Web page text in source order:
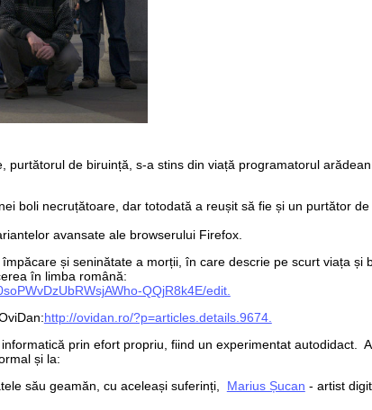
de biruință, s-a stins din viață programatorul
boli necruțătoare, dar totodată a reușit să fie și un purtător de
avansate ale browserului Firefox.
și seninătate a morții, în care descrie pe scurt viața și
în limba română:
QQjR8k4E/edit.
http://ovidan.ro/?p=articles.details.9674.
prin efort propriu, fiind un experimentat autodidact.
și la:
său geamăn, cu aceleași suferinți, Marius Șucan - artist